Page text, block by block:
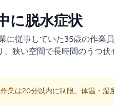
に脱水症状
に従事していた35歳の作業
狭い空間で長時間のうつ伏
業は20分以内に制限。体温・湿